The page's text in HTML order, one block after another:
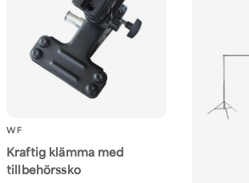
WF
Kraftig klämma med
tillbehörssko
Ja, ni får publicera min fråga